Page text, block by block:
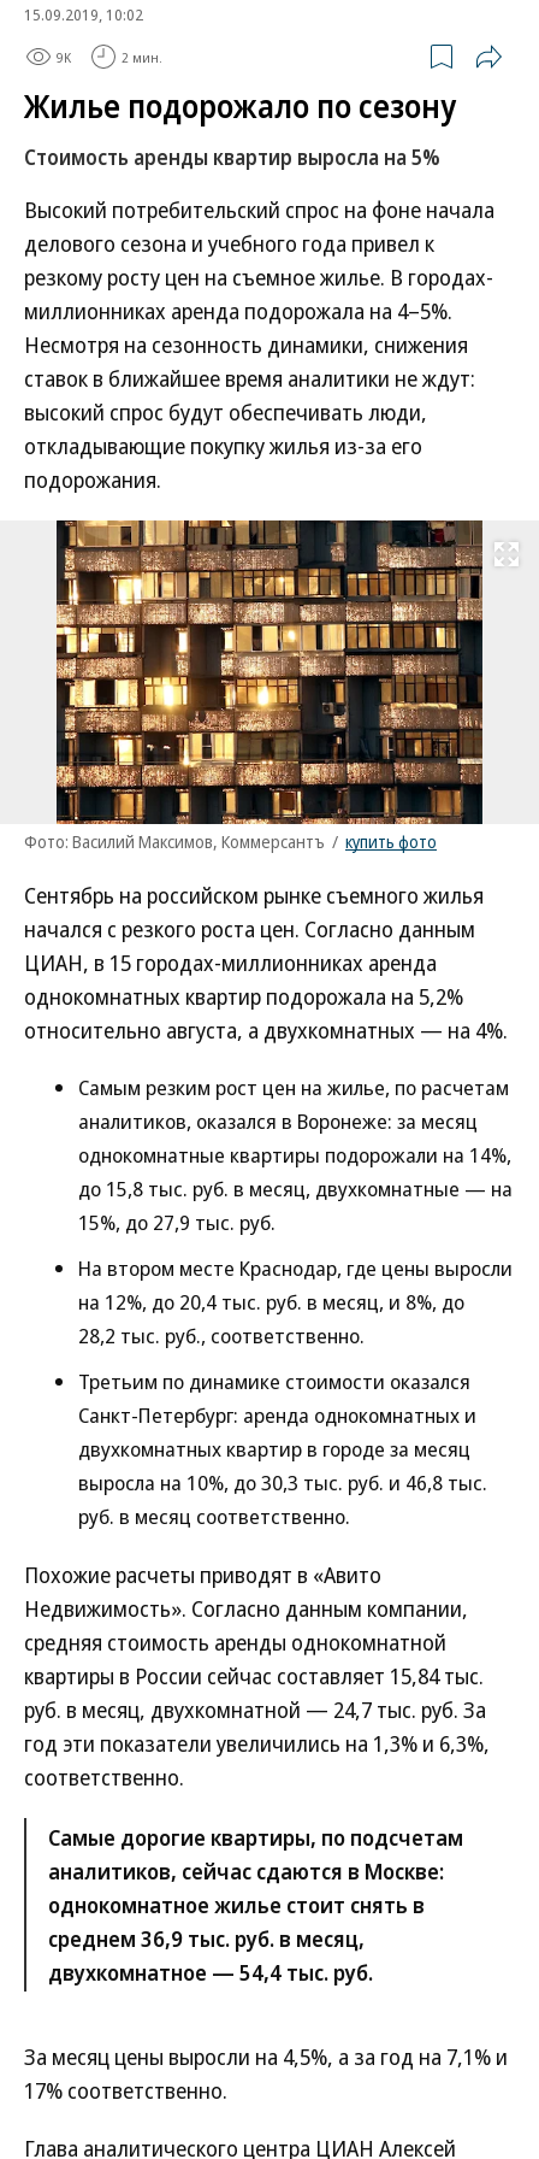
15.09.2019, 10:02
9K 2 мин.
Жилье подорожало по сезону
Стоимость аренды квартир выросла на 5%
Высокий потребительский спрос на фоне начала
делового сезона и учебного года привел к
резкому росту цен на съемное жилье. В городах-
миллионниках аренда подорожала на 4–5%.
Несмотря на сезонность динамики, снижения
ставок в ближайшее время аналитики не ждут:
высокий спрос будут обеспечивать люди,
откладывающие покупку жилья из-за его
подорожания.
Развернуть
Фото: Василий Максимов, Коммерсантъ / купить фото
Сентябрь на российском рынке съемного жилья
начался с резкого роста цен. Согласно данным
ЦИАН, в 15 городах-миллионниках аренда
однокомнатных квартир подорожала на 5,2%
относительно августа, а двухкомнатных — на 4%.
Самым резким рост цен на жилье, по расчетам
аналитиков, оказался в Воронеже: за месяц
однокомнатные квартиры подорожали на 14%,
до 15,8 тыс. руб. в месяц, двухкомнатные — на
15%, до 27,9 тыс. руб.
На втором месте Краснодар, где цены выросли
на 12%, до 20,4 тыс. руб. в месяц, и 8%, до
28,2 тыс. руб., соответственно.
Третьим по динамике стоимости оказался
Санкт-Петербург: аренда однокомнатных и
двухкомнатных квартир в городе за месяц
выросла на 10%, до 30,3 тыс. руб. и 46,8 тыс.
руб. в месяц соответственно.
Похожие расчеты приводят в «Авито
Недвижимость». Согласно данным компании,
средняя стоимость аренды однокомнатной
квартиры в России сейчас составляет 15,84 тыс.
руб. в месяц, двухкомнатной — 24,7 тыс. руб. За
год эти показатели увеличились на 1,3% и 6,3%,
соответственно.
Самые дорогие квартиры, по подсчетам
аналитиков, сейчас сдаются в Москве:
однокомнатное жилье стоит снять в
среднем 36,9 тыс. руб. в месяц,
двухкомнатное — 54,4 тыс. руб.
За месяц цены выросли на 4,5%, а за год на 7,1% и
17% соответственно.
Глава аналитического центра ЦИАН Алексей